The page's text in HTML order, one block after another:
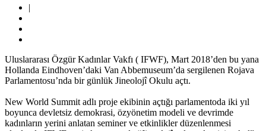
|
Uluslararası Özgür Kadınlar Vakfı ( IFWF), Mart 2018’den bu yana
Hollanda Eindhoven’daki Van Abbemuseum’da sergilenen Rojava
Parlamentosu’nda bir günlük Jineolojî Okulu açtı.
New World Summit adlı proje ekibinin açtığı parlamentoda iki yıl
boyunca devletsiz demokrasi, özyönetim modeli ve devrimde
kadınların yerini anlatan seminer ve etkinlikler düzenlenmesi